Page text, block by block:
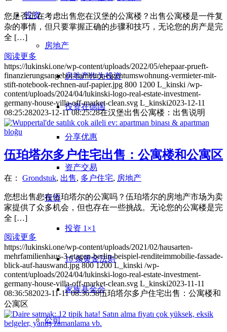
投资
房地产
房地产作为投资
投资在德国
分享优惠
资产交易
投资
投资 1×1
10 条黄金法则
家族基金会
公司
您是否正在考虑出售您在汉堡的公寓楼？出售公寓楼是一件复
杂的事情，但只要掌握正确的步骤和技巧，无论您的房产是完
全 […]
阅读更多
https://lukinski.one/wp-content/uploads/2022/05/ehepaar-prueft-
finanzierungsangebot-hamburg-eigentumswohnung-vermieter-mit-
stift-notebook-rechnen-auf-papier.jpg 800 1200 L_kinski /wp-
content/uploads/2024/04/lukinski-logo-real-estate-investment-
germany-house-villa-off-market-clean.svg L_kinski2023-12-11
08:25:282023-12-11 08:25:28在汉堡出售公寓楼：出售说明
伍珀塔尔多户住宅出售：公寓楼和公寓区
在： Grondstuk, 出售, 多户住宅, 房地产
您想出售您在伍珀塔尔的公寓吗？伍珀塔尔的房地产市场为卖
家提供了众多机会，但也存在一些挑战。无论您的公寓楼是完
全 […]
阅读更多
https://lukinski.one/wp-content/uploads/2021/02/hausarten-
mehrfamilienhaus-3-etagen-berlin-beispiel-renditeimmobilie-fassade-
blick-auf-hauswand.jpg 800 1200 L_kinski /wp-
content/uploads/2024/04/lukinski-logo-real-estate-investment-
germany-house-villa-off-market-clean.svg L_kinski2023-11-11
08:36:582023-11-11 08:36:58伍珀塔尔多户住宅出售：公寓楼和
公寓区